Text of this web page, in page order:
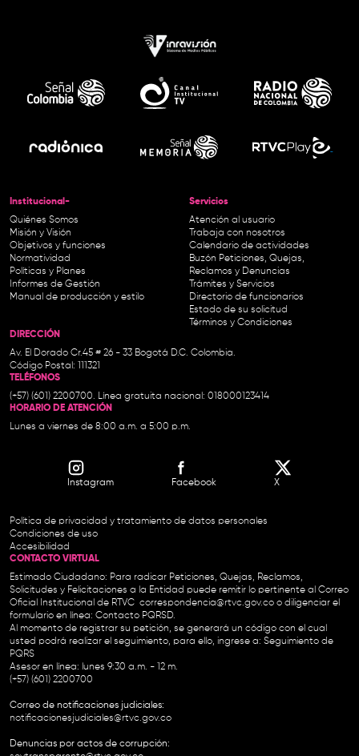
Institucional-
Quiénes Somos
Misión y Visión
Objetivos y funciones
Normatividad
Políticas y Planes
Informes de Gestión
Manual de producción y estilo
Servicios
Atención al usuario
Trabaja con nosotros
Calendario de actividades
Buzón Peticiones, Quejas,
Reclamos y Denuncias
Trámites y Servicios
Directorio de funcionarios
Estado de su solicitud
Términos y Condiciones
DIRECCIÓN
Av. El Dorado Cr.45 # 26 - 33 Bogotá D.C. Colombia.
Código Postal: 111321
TELÉFONOS
(+57) (601) 2200700. Línea gratuita nacional: 018000123414
HORARIO DE ATENCIÓN
Lunes a viernes de 8:00 a.m. a 5:00 p.m.
Instagram Facebook X
Política de privacidad y tratamiento de datos personales
Condiciones de uso
Accesibilidad
CONTACTO VIRTUAL
Estimado Ciudadano: Para radicar Peticiones, Quejas, Reclamos,
Solicitudes y Felicitaciones a la Entidad puede remitir lo pertinente al Correo
Oficial Institucional de RTVC correspondencia@rtvc.gov.co o diligenciar el
formulario en línea: Contacto PQRSD.
Al momento de registrar su petición, se generará un código con el cual
usted podrá realizar el seguimiento, para ello, ingrese a: Seguimiento de
PQRS
Asesor en línea: lunes 9:30 a.m. - 12 m.
(+57) (601) 2200700
Correo de notificaciones judiciales:
notificacionesjudiciales@rtvc.gov.co
Denuncias por actos de corrupción: